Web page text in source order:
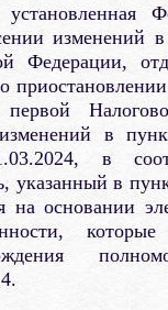
изменений
Федерации,
в
в
указанный в
на основании